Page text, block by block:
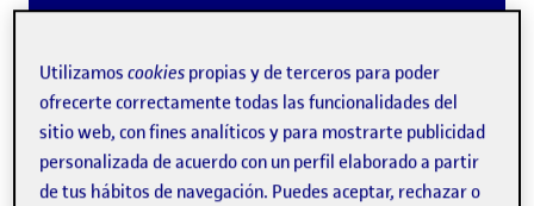
a tu día a día y te acompaña en tus
estudios
online
Utilizamoscookies propias y de terceros para poder
ofrecerte correctamente todas las funcionalidades del
sitio web, con fines analíticos y para mostrarte publicidad
personalizada de acuerdo con un perfil elaborado a partir
de tus hábitos de navegación. Puedes aceptar, rechazar o